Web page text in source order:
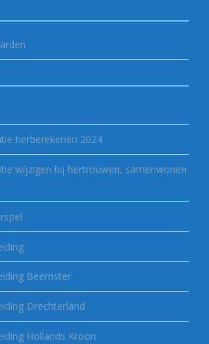
herberekenen 2024
wijzigen bij hertrouwen, samenwonen
Beemster
Drechterland
Hollands Kroon